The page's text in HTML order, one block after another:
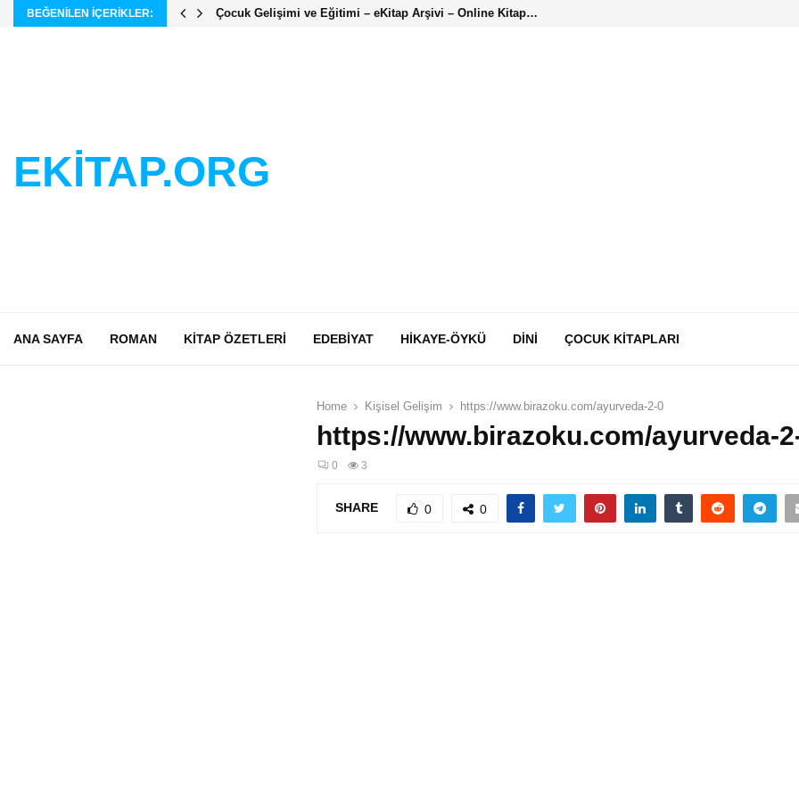
BEĞENILEN IÇERIKLER: Çocuk Gelişimi ve Eğitimi – eKitap Arşivi – Online Kitap…
EKİTAP.ORG
ANA SAYFA ROMAN KITAP ÖZETLERI EDEBIYAT HIKAYE-ÖYKÜ DINI ÇOCUK KITAPLARI
Home Kişisel Gelişim https://www.birazoku.com/ayurveda-2-0
https://www.birazoku.com/ayurveda-
0 3
SHARE 0 0